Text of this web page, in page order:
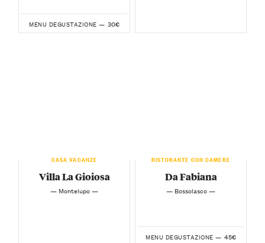
MENU DEGUSTAZIONE — 30€
CASA VACANZE
Villa La Gioiosa
— Montelupo —
RISTORANTE CON CAMERE
Da Fabiana
— Bossolasco —
MENU DEGUSTAZIONE — 45€